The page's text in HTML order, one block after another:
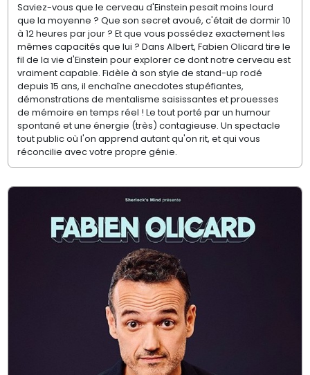
Saviez-vous que le cerveau d'Einstein pesait moins lourd
que la moyenne ? Que son secret avoué, c'était de dormir 10
à 12 heures par jour ? Et que vous possédez exactement les
mêmes capacités que lui ? Dans Albert, Fabien Olicard tire le
fil de la vie d'Einstein pour explorer ce dont notre cerveau est
vraiment capable. Fidèle à son style de stand-up rodé
depuis 15 ans, il enchaîne anecdotes stupéfiantes,
démonstrations de mentalisme saisissantes et prouesses
de mémoire en temps réel ! Le tout porté par un humour
spontané et une énergie (très) contagieuse. Un spectacle
tout public où l'on apprend autant qu'on rit, et qui vous
réconcilie avec votre propre génie.